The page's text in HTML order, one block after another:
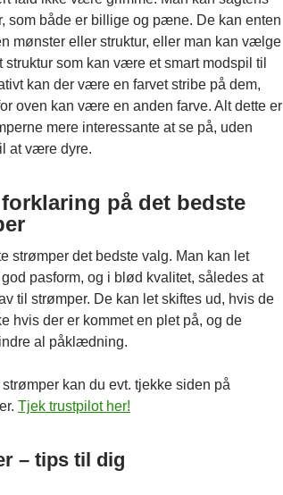
som både er billige og pæne. De kan enten
mønster eller struktur, eller man kan vælge
struktur som kan være et smart modspil til
kan der være en farvet stribe på dem,
oven kan være en anden farve. Alt dette er
mere interessante at se på, uden
at være dyre.
på det bedste
strømper det bedste valg. Man kan let
pasform, og i blød kvalitet, således at
til strømper. De kan let skiftes ud, hvis de
hvis der er kommet en plet på, og de
al påklædning.
kan du evt. tjekke siden på
Tjek trustpilot her!
– tips til dig